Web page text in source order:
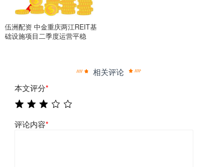
伍洲配资 中金重庆两江REIT基
础设施项目二季度运营平稳
相关评论
本文评分*
评论内容*